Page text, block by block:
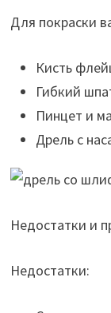
Для покраски
Кисть
Гибкий
Пинцет и
Дрель с
Недостатки и
Недостатки: